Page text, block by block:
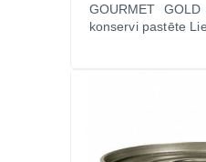
GOURMET
konservi pastēte